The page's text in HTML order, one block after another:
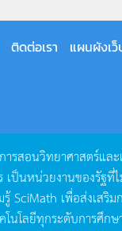
ติดต่อเรา
แผนผังเว็
รสอนวิทยาศาสตร์และ
เป็นหน่วยงานของรัฐที่
รู้SciMath เพื่อส่งเสริ
นโลยีทุกระดับการศึกษ